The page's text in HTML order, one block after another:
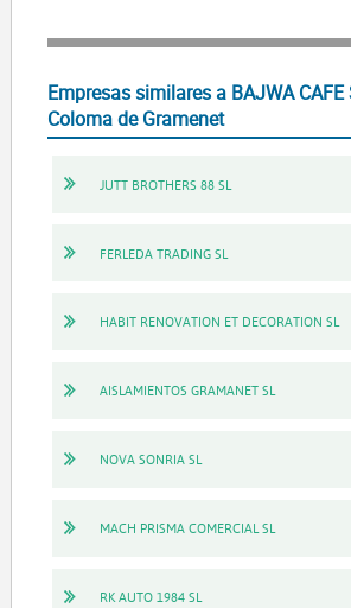
Empresas similares a BAJWA
Coloma de Gramenet
JUTT BROTHERS 88 SL
FERLEDA TRADING SL
HABIT RENOVATION ET DECORATION SL
AISLAMIENTOS GRAMANET SL
NOVA SONRIA SL
MACH PRISMA COMERCIAL SL
RK AUTO 1984 SL